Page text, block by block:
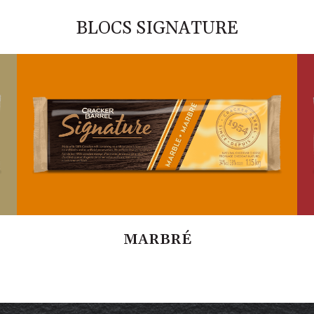
BLOCS SIGNATURE
MARBRÉ